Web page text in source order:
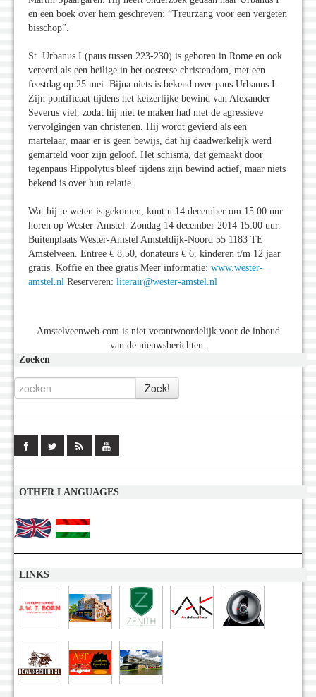
en een boek over hem geschreven: “Treurzang voor een vergeten
bisschop”.
St. Urbanus I (paus tussen 223-230) is geboren in Rome en ook
vereerd als een heilige in het oosterse christendom, met een
feestdag op 25 mei. Bijna niets is bekend over paus Urbanus I.
Zijn pontificaat tijdens het keizerlijke bewind van Alexander
Severus viel, zodat hij niet te maken had met de agressieve
vervolgingen van christenen. Hij wordt gevierd als een
martelaar, maar er is geen bewijs, dat hij daadwerkelijk werd
gemarteld voor zijn geloof. Het schisma, dat gemaakt door
tegenpaus Hippolytus bleef tijdens zijn bewind actief, maar niets
bekend is over hun relatie.
Wat hij te weten is gekomen, kunt u 14 december om 15.00 uur
horen op Wester-Amstel. Zondag 14 december 2014 15:00 uur.
Buitenplaats Wester-Amstel Amsteldijk-Noord 55 1183 TE
Amstelveen. Entree € 8,50, donateurs € 6, kinderen t/m 12 jaar
gratis. Koffie en thee gratis Meer informatie: www.wester-
amstel.nl Reserveren: literair@wester-amstel.nl
Amstelveenweb.com is niet verantwoordelijk voor de inhoud
van de nieuwsberichten.
Zoeken
OTHER LANGUAGES
LINKS